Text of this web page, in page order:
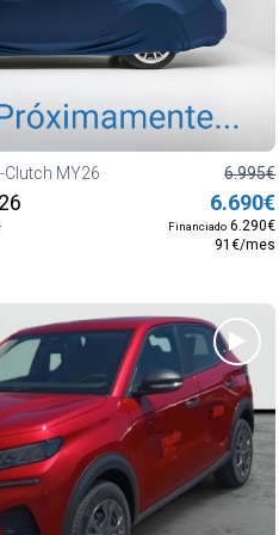
Clutch MY26 6.995€
6.690€
Financiado 6.290€
91€/mes